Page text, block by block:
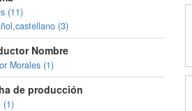
(11)
(3)
Nombre
Morales (1)
de producción
(1)